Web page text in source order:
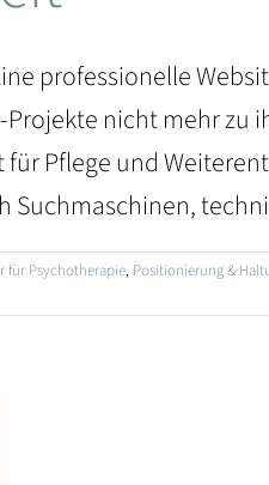
professionelle
nicht mehr zu
Pflege und
Suchmaschinen,
für Psychotherapie, Positionierung &